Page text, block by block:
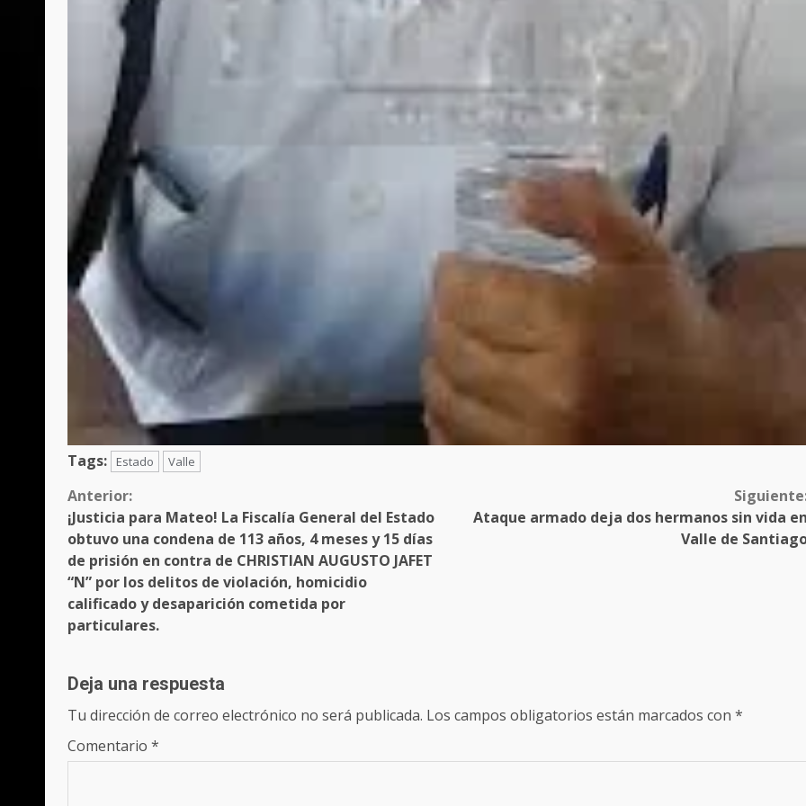
Tags: Estado Valle
Sigue
leyendo
Anterior:
¡Justicia para Mateo! La Fiscalía General del Estado
obtuvo una condena de 113 años, 4 meses y 15 días
de prisión en contra de CHRISTIAN AUGUSTO JAFET
“N” por los delitos de violación, homicidio
calificado y desaparición cometida por
particulares.
Ataque armado deja dos hermanos sin vida en
Valle de
Deja una respuesta
Tu dirección de correo electrónico no será publicada. Los campos obligatorios están marcados con *
Comentario *